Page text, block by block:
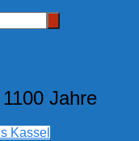
1100 Jahre
Kassel